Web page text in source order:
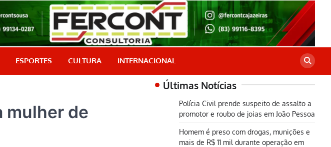
é aqui!
ESPORTES CULTURA INTERNACIONAL
mulher de
Últimas Notícias
Polícia Civil prende suspeito de assalto a
promotor e roubo de joias em João Pessoa
Homem é preso com drogas, munições e
mais de R$ 11 mil durante operação em